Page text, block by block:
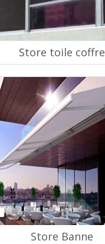
Store toile coffre
Store Banne